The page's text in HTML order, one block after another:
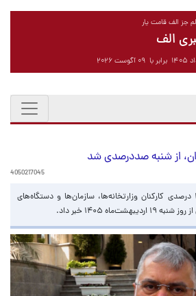
جز الف قامت یار
الف
از شنبه صددرصدی شد
4050217045
استاندار تهران، از حضور ۱۰۰ درصدی کارکنان وزارتخانه‌ها، سازمان‌ها و دستگاه‌های
۱۴۰۵ خبر داد.